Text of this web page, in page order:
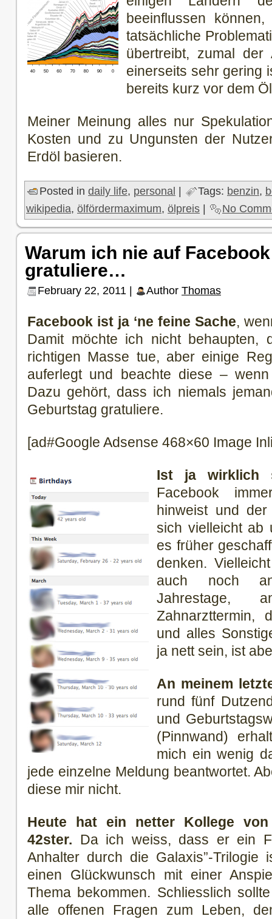
beeinflussen
tatsächliche
übertreibt, zumal
einerseits sehr gering
bereits kurz vor dem
Meiner Meinung alles nur
Kosten und zu Ungunsten der
Erdöl basieren.
Posted in daily life, personal Tags: benzin,
wikipedia, ölfördermaximum, ölpreis No
Warum ich nie auf
gratuliere…
February 22, 2011 | Author Thomas
Facebook ist ja ‘ne feine Sache,
Damit möchte ich nicht behaupten,
richtigen Masse tue, aber einige
auferlegt und beachte diese –
Dazu gehört, dass ich niemals
Geburtstag gratuliere.
[ad#Google Adsense 468×60 Image
Ist ja wirklich
Facebook
hinweist und
sich vielleicht ab
es früher
denken.
auch noch
Jahrestage,
Zahnarzttermin,
und alles
ja nett sein, ist
An meinem
rund fünf
und
(Pinnwand)
mich ein wenig
jede einzelne Meldung beantwortet.
diese mir nicht.
Heute hat ein netter Kollege
42ster. Da ich weiss, dass er ein
Anhalter durch die Galaxis”-
einen Glückwunsch mit einer
Thema bekommen. Schliesslich
alle offenen Fragen zum Leben,